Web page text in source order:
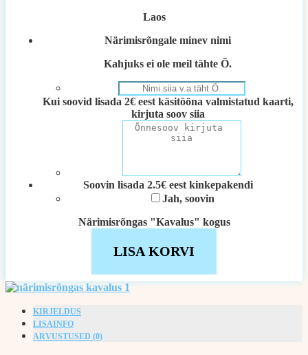
Laos
Närimisrõngale minev nimi
Kahjuks ei ole meil tähte Õ.
Kui soovid lisada 2€ eest käsitööna valmistatud kaarti,
kirjuta soov siia
Soovin lisada 2.5€ eest kinkepakendi
Jah, soovin
Närimisrõngas "Kavalus" kogus
LISA KORVI
KIRJELDUS
LISAINFO
ARVUSTUSED (0)